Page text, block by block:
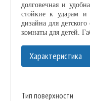
долговечная и
стойкие к ударам и
дизайна для
комнаты для детей.
Характеристика
Тип поверхности